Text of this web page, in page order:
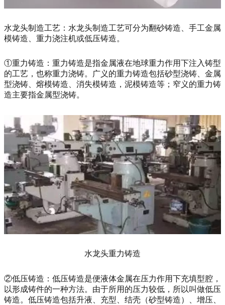
水龙头制造工艺：水龙头制造工艺可分为翻砂铸造、手工金属
模铸造、重力浇注机或低压铸造。
①重力铸造：重力铸造是指金属液在地球重力作用下注入铸型
的工艺，也称重力浇铸。广义的重力铸造包括砂型浇铸、金属
型浇铸、熔模铸造、消失模铸造，泥模铸造等；窄义的重力铸
造主要指金属型浇铸。
水龙头重力铸造
②低压铸造：低压铸造是便液体金属在压力作用下充填型腔，
以形成铸件的一种方法。由于所用的压力较低，所以叫做低压
铸造。低压铸造包括升液、充型、结壳（砂型铸造）、增压、